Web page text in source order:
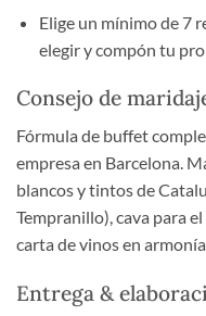
Elige un mínimo de 7
elegir y compón tu
Consejo de
Fórmula de buffet
empresa en Barcelona.
blancos y tintos de
Tempranillo), cava para
carta de vinos en
Entrega &